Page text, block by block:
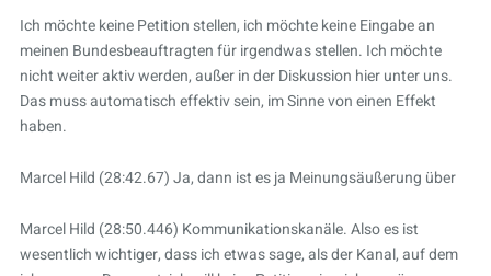
Ich möchte keine Petition stellen, ich möchte keine Eingabe an
meinen Bundesbeauftragten für irgendwas stellen. Ich möchte
nicht weiter aktiv werden, außer in der Diskussion hier unter uns.
Das muss automatisch effektiv sein, im Sinne von einen Effekt
haben.
Marcel Hild (28:42.67) Ja, dann ist es ja Meinungsäußerung über
Marcel Hild (28:50.446) Kommunikationskanäle. Also es ist
wesentlich wichtiger, dass ich etwas sage, als der Kanal, auf dem